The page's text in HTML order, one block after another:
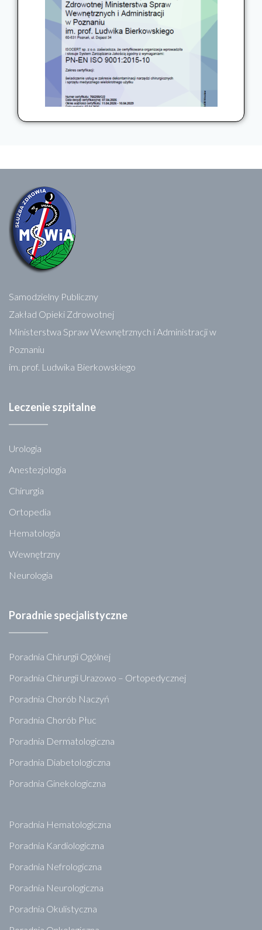
Samodzielny Publiczny
Zakład Opieki Zdrowotnej
Ministerstwa Spraw Wewnętrznych i Administracji w
Poznaniu
im. prof. Ludwika Bierkowskiego
Leczenie szpitalne
Urologia
Anestezjologia
Chirurgia
Ortopedia
Hematologia
Wewnętrzny
Neurologia
Poradnie specjalistyczne
Poradnia Chirurgii Ogólnej
Poradnia Chirurgii Urazowo – Ortopedycznej
Poradnia Chorób Naczyń
Poradnia Chorób Płuc
Poradnia Dermatologiczna
Poradnia Diabetologiczna
Poradnia Ginekologiczna
Poradnia Hematologiczna
Poradnia Kardiologiczna
Poradnia Nefrologiczna
Poradnia Neurologiczna
Poradnia Okulistyczna